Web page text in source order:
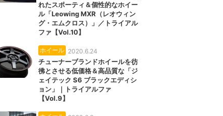
れたスポーティ＆個性的なホイー
ル「Leowing MXR（レオウィン
グ・エムクロス）」／トライアル
ファ【Vol.10】
ホイール 2020.6.24
チューナーブランドホイールを彷
彿とさせる低価格＆高品質な「ジ
ェイテック S6 ブラックエディシ
ョン」｜トライアルファ
【Vol.9】